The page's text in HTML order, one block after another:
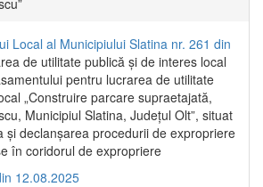
Local al Municipiului Slatina nr. 261 din
de utilitate publică și de interes local
pentru lucrarea de utilitate
„Construire parcare supraetajată,
Municipiul Slatina, Județul Olt”, situat
și declanșarea procedurii de expropriere
în coridorul de expropriere
12.08.2025